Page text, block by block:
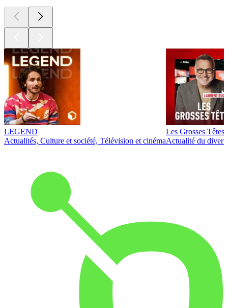
LEGEND
Actualités, Culture et société, Télévision et cinéma
Les Grosses Têtes
Actualité du